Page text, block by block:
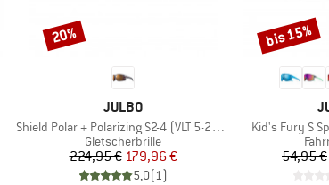
MARKE
JULBO
Artikel
Shield Polar + Polarizing S2-4 (VLT 5-20%)
Produktgruppe
Gletscherbrille
Preis
224,95 €reduzierter Preis
179,96 €
5,0(1)
Rabatt
20%
Artikel
Kid's Fury S
54,95 €
Rabatt
bis 15%